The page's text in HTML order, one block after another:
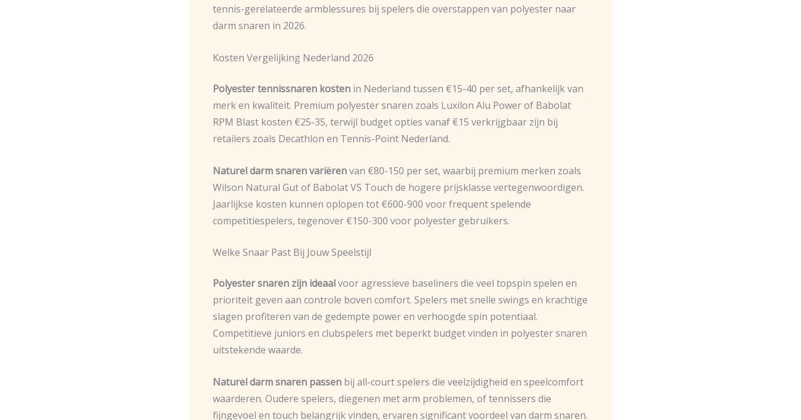
tennis-gerelateerde armblessures bij spelers die overstappen van polyester naar
darm snaren in 2026.
Kosten Vergelijking Nederland 2026
Polyester tennissnaren kosten in Nederland tussen €15-40 per set, afhankelijk van
merk en kwaliteit. Premium polyester snaren zoals Luxilon Alu Power of Babolat
RPM Blast kosten €25-35, terwijl budget opties vanaf €15 verkrijgbaar zijn bij
retailers zoals Decathlon en Tennis-Point Nederland.
Naturel darm snaren variërenvan €80-150 per set, waarbij premium merken zoals
Wilson Natural Gut of Babolat VS Touch de hogere prijsklasse vertegenwoordigen.
Jaarlijkse kosten kunnen oplopen tot €600-900 voor frequent spelende
competitiespelers, tegenover €150-300 voor polyester gebruikers.
Welke Snaar Past Bij Jouw Speelstijl
Polyester snaren zijn ideaalvoor agressieve baseliners die veel topspin spelen en
prioriteit geven aan controle boven comfort. Spelers met snelle swings en krachtige
slagen profiteren van de gedempte power en verhoogde spin potentiaal.
Competitieve juniors en clubspelers met beperkt budget vinden in polyester snaren
uitstekende waarde.
Naturel darm snaren passen bij all-court spelers die veelzijdigheid en speelcomfort
waarderen. Oudere spelers, diegenen met arm problemen, of tennissers die
fijngevoel en touch belangrijk vinden, ervaren significant voordeel van darm snaren.